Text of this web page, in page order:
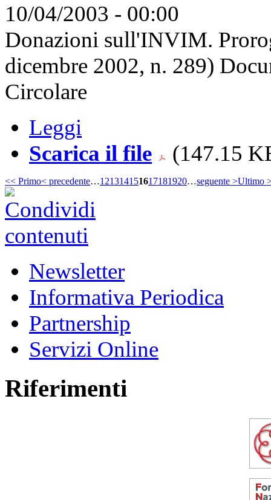
10/04/2003 - 00:00
Donazioni sull'INVIM.
dicembre 2002, n. 289)
Circolare
Leggi
Scarica il file
(147.15
<< Primo< precedente…121314151617181920…seguente >Ultimo
Newsletter
Informativa Periodica
Partnership
Servizi Online
Riferimenti